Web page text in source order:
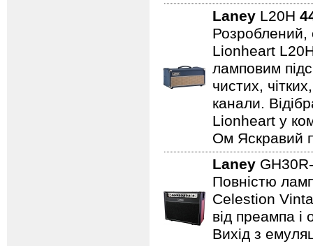
Laney L20H
Розроблений,
Lionheart
ламповим
чистих,
канали.
Lionheart у
Ом Яскравий
Laney
Повністю
Celestion
від преампа
Вихід з